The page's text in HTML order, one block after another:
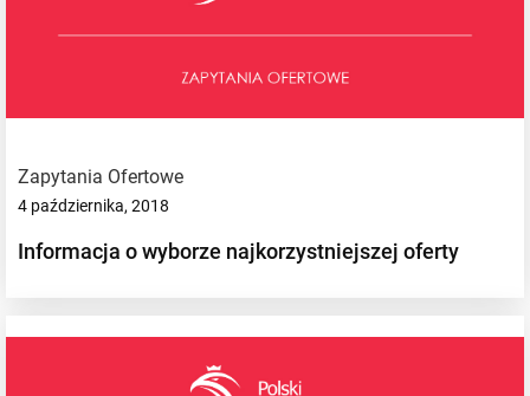
Zapytania Ofertowe
4 października, 2018
Informacja o wyborze najkorzystniejszej oferty